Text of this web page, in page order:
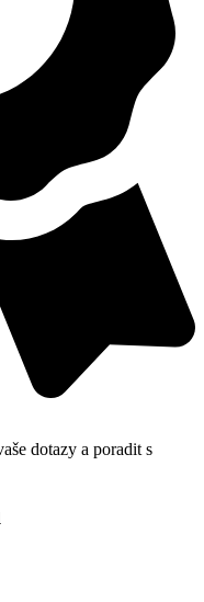
dotazy a poradit s